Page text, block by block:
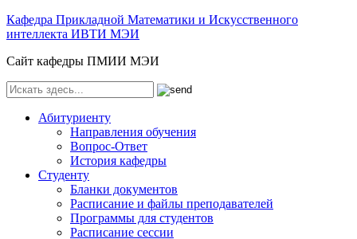
Кафедра Прикладной Математики и Искусственного
интеллекта ИВТИ МЭИ
Сайт кафедры ПМИИ МЭИ
Абитуриенту
Направления обучения
Вопрос-Ответ
История кафедры
Студенту
Бланки документов
Расписание и файлы преподавателей
Программы для студентов
Расписание сессии